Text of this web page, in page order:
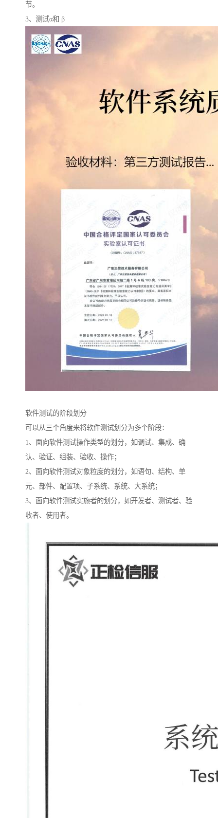
节。
3、测试α和 β
软件测试的阶段划分
可以从三个角度来将软件测试划分为多个阶段：
1、面向软件测试操作类型的划分，如调试、集成、确
认、验证、组装、验收、操作；
2、面向软件测试对象粒度的划分，如语句、结构、单
元、部件、配置项、子系统、系统、大系统；
3、面向软件测试实施者的划分，如开发者、测试者、验
收者、使用者。